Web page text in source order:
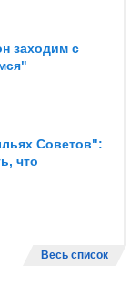
заходим с
Советов":
что
Весь список